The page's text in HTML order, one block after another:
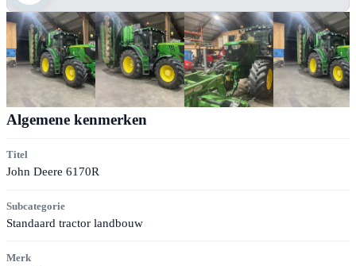
Algemene kenmerken
Titel
John Deere 6170R
Subcategorie
Standaard tractor landbouw
Merk